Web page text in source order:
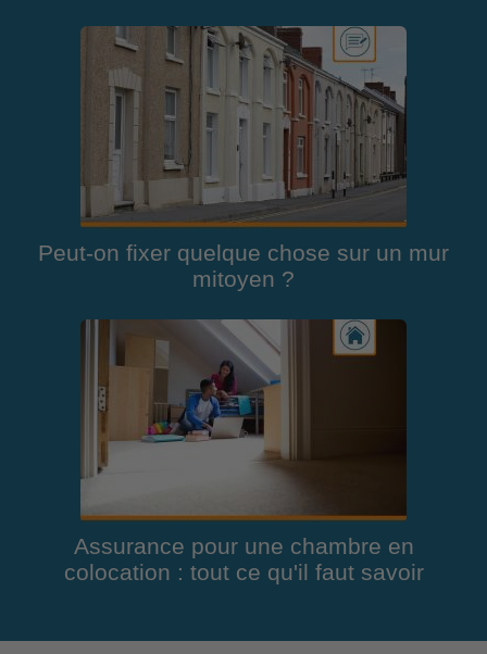
Peut-on fixer quelque chose sur un mur
mitoyen ?
Assurance pour une chambre en
colocation : tout ce qu'il faut savoir